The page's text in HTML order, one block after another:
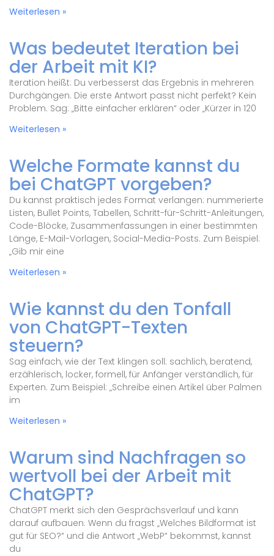
Weiterlesen »
Was bedeutet Iteration bei
der Arbeit mit KI?
Iteration heißt: Du verbesserst das Ergebnis in mehreren
Durchgängen. Die erste Antwort passt nicht perfekt? Kein
Problem. Sag: „Bitte einfacher erklären“ oder „Kürzer in 120
Weiterlesen »
Welche Formate kannst du
bei ChatGPT vorgeben?
Du kannst praktisch jedes Format verlangen: nummerierte
Listen, Bullet Points, Tabellen, Schritt-für-Schritt-Anleitungen,
Code-Blöcke, Zusammenfassungen in einer bestimmten
Länge, E-Mail-Vorlagen, Social-Media-Posts. Zum Beispiel:
„Gib mir eine
Weiterlesen »
Wie kannst du den Tonfall
von ChatGPT-Texten
steuern?
Sag einfach, wie der Text klingen soll: sachlich, beratend,
erzählerisch, locker, formell, für Anfänger verständlich, für
Experten. Zum Beispiel: „Schreibe einen Artikel über Palmen
im
Weiterlesen »
Warum sind Nachfragen so
wertvoll bei der Arbeit mit
ChatGPT?
ChatGPT merkt sich den Gesprächsverlauf und kann
darauf aufbauen. Wenn du fragst „Welches Bildformat ist
gut für SEO?“ und die Antwort „WebP“ bekommst, kannst
du